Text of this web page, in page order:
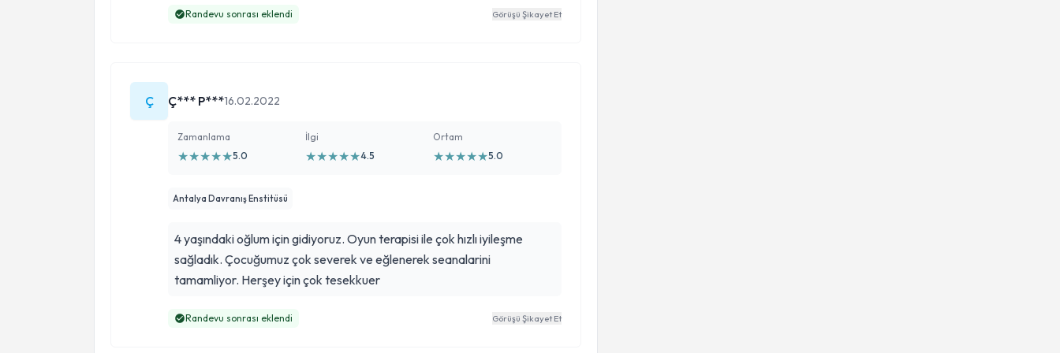
Randevu sonrası eklendi Görüşü Şikayet Et
Ç Ç*** P***16.02.2022
Zamanlama
★★★★★5.0
İlgi
★★★★★4.5
Ortam
★★★★★5.0
Antalya Davranış Enstitüsü
4 yaşındaki oğlum için gidiyoruz. Oyun terapisi ile çok hızlı iyileşme
sağladık. Çocuğumuz çok severek ve eğlenerek seanalarini
tamamliyor. Herşey için çok tesekkuer
Randevu sonrası eklendi Görüşü Şikayet Et